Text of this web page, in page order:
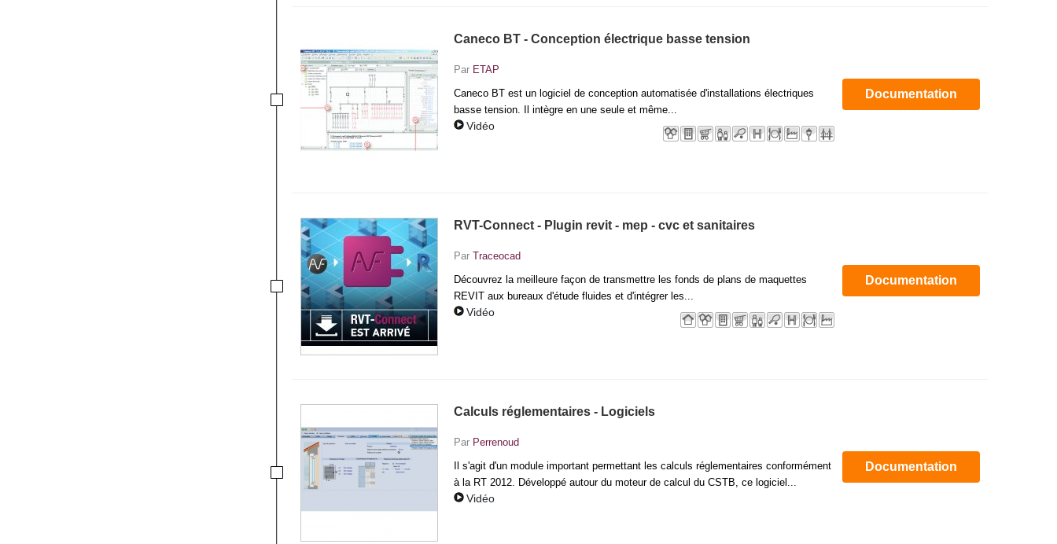
Documentation
Caneco BT - Conception électrique basse tension
Par ETAP
Caneco BT est un logiciel de conception automatisée d'installations électriques
basse tension. Il intègre en une seule et même...
Vidéo
Documentation
RVT-Connect - Plugin revit - mep - cvc et sanitaires
Par Traceocad
Découvrez la meilleure façon de transmettre les fonds de plans de maquettes
REVIT aux bureaux d'étude fluides et d'intégrer les...
Vidéo
Documentation
Calculs réglementaires - Logiciels
Par Perrenoud
Il s'agit d'un module important permettant les calculs réglementaires conformément
à la RT 2012. Développé autour du moteur de calcul du CSTB, ce logiciel...
Vidéo